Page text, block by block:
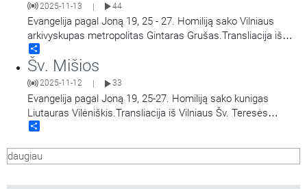
2025-11-13 | 44
Evangelija pagal Joną 19, 25 - 27. Homiliją sako Vilniaus
arkivyskupas metropolitas Gintaras Grušas.Transliacija iš
Vilniaus Šv. Teresės bažnyčios. Aušros Vartų Švč. Mergelės
Marijos Gailestingumo Motinos atlaidai.
Šv. Mišios
2025-11-12 33
Evangelija pagal Joną 19, 25-27. Homiliją sako kunigas
Liutauras Vilėniškis.Transliacija iš Vilniaus Šv. Teresės
bažnyčios. Aušros Vartų Švč. Mergelės Marijos
daugiau